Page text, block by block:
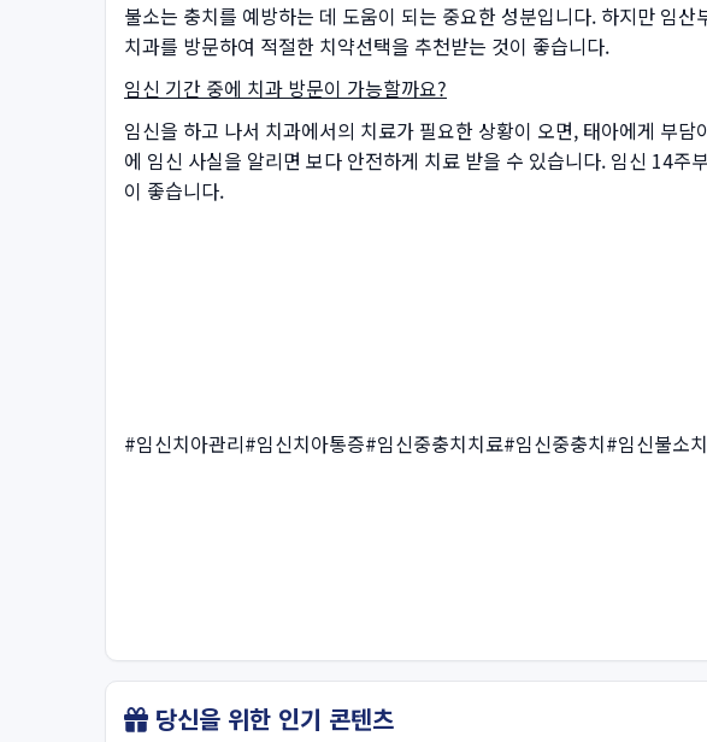
불소는 충치를 예방하는 데 도움이 되는 중요한 성분입니다. 하지만 임
치과를 방문하여 적절한 치약선택을 추천받는 것이 좋습니다.
임신 기간 중에 치과 방문이 가능할까요?
임신을 하고 나서 치과에서의 치료가 필요한 상황이 오면, 태아에게 부
에 임신 사실을 알리면 보다 안전하게 치료 받을 수 있습니다. 임신 14
이 좋습니다.
#임신치아관리#임신치아통증#임신중충치치료#임신중충치#임신불
당신을 위한 인기 콘텐츠